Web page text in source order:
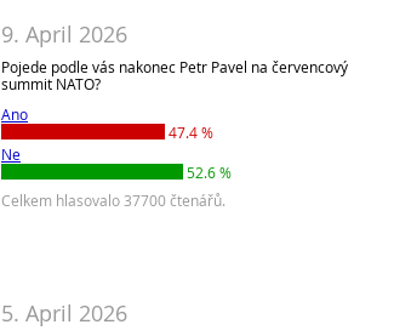
9. April 2026
Pojede podle vás nakonec Petr Pavel na červencový
summit NATO?
Ano
47.4 %
Ne
52.6 %
Celkem hlasovalo 37700 čtenářů.
5. April 2026